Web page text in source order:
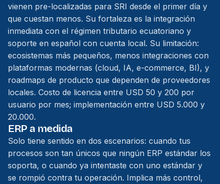
vienen pre-localizadas para SRI desde el primer día y
que cuestan menos. Su fortaleza es la integración
inmediata con el régimen tributario ecuatoriano y
soporte en español con cuenta local. Su limitación:
ecosistemas más pequeños, menos integraciones con
plataformas modernas (cloud, IA, e-commerce, BI), y
roadmaps de producto que dependen de proveedores
locales. Costo de licencia entre USD 50 y 200 por
usuario por mes; implementación entre USD 5.000 y
20.000.
ERP a medida
Solo tiene sentido en dos escenarios: cuando tus
procesos son tan únicos que ningún ERP estándar los
soporta, o cuando ya intentaste con uno estándar y
se rompió contra tu operación. Implica más control,